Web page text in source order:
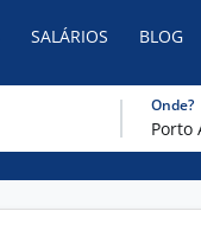
SALÁRIOS BLOG
Onde?